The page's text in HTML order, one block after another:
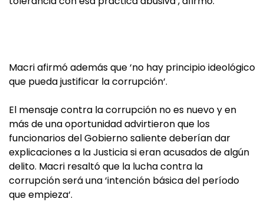
Macri afirmó además que ‘no hay principio ideológico
que pueda justificar la corrupción‘.
El mensaje contra la corrupción no es nuevo y en
más de una oportunidad advirtieron que los
funcionarios del Gobierno saliente deberían dar
explicaciones a la Justicia si eran acusados de algún
delito. Macri resaltó que la lucha contra la
corrupción será una ‘intención básica del período
que empieza‘.